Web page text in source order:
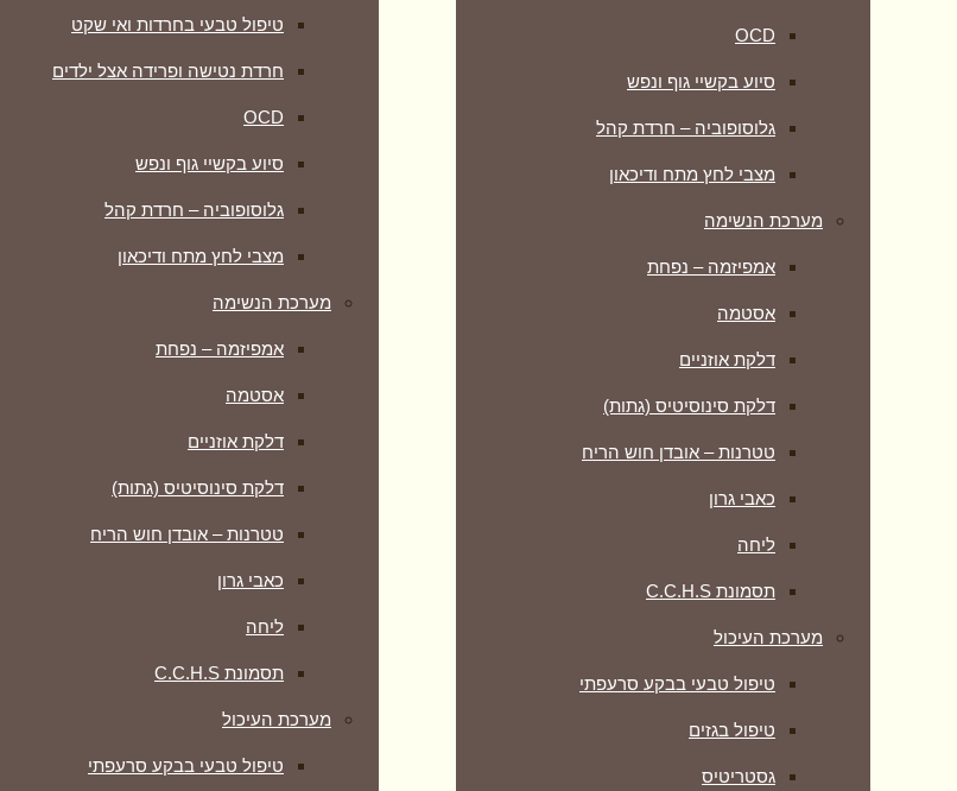
OCD
סיוע בקשיי גוף ונפש
גלוסופוביה – חרדת קהל
מצבי לחץ מתח ודיכאון
מערכת הנשימה
אמפיזמה – נפחת
אסטמה
דלקת אוזניים
דלקת סינוסיטיס (גתות)
טטרנות – אובדן חוש הריח
כאבי גרון
ליחה
תסמונת C.C.H.S
מערכת העיכול
טיפול טבעי בבקע סרעפתי
טיפול בגזים
גסטריטיס
טיפול טבעי בחרדות ואי שקט
חרדת נטישה ופרידה אצל ילדים
OCD
סיוע בקשיי גוף ונפש
גלוסופוביה – חרדת קהל
מצבי לחץ מתח ודיכאון
מערכת הנשימה
אמפיזמה – נפחת
אסטמה
דלקת אוזניים
דלקת סינוסיטיס (גתות)
טטרנות – אובדן חוש הריח
כאבי גרון
ליחה
תסמונת C.C.H.S
מערכת העיכול
טיפול טבעי בבקע סרעפתי